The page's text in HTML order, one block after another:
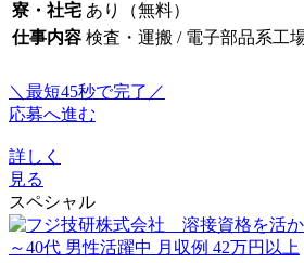
寮・社宅 あり（無料）
仕事内容 検査・運搬 / 電子部品系工
＼最短45秒で完了／
応募へ進む
詳しく
見る
スペシャル